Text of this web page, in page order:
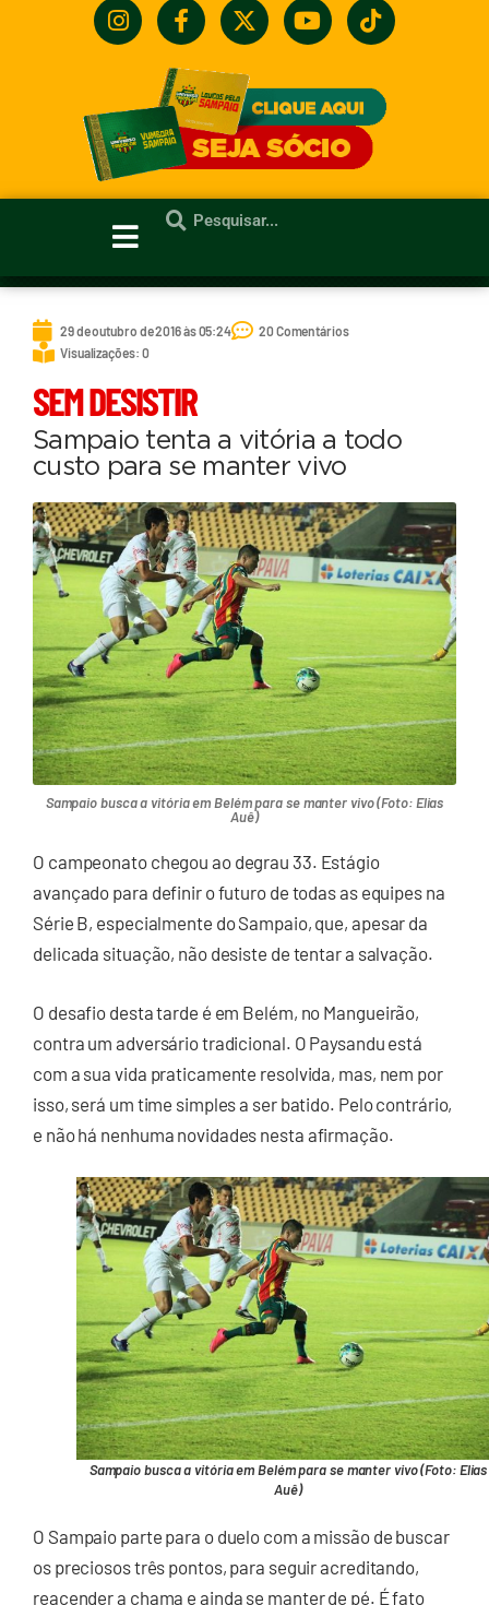
29 de outubro de 2016 às 05:24
20 Comentários
Visualizações: 0
SEM DESISTIR
Sampaio tenta a vitória a todo
custo para se manter vivo
Sampaio busca a vitória em Belém para se manter vivo (Foto: Elias
Auê)
O campeonato chegou ao degrau 33. Estágio
avançado para definir o futuro de todas as equipes na
Série B, especialmente do Sampaio, que, apesar da
delicada situação, não desiste de tentar a salvação.
O desafio desta tarde é em Belém, no Mangueirão,
contra um adversário tradicional. O Paysandu está
com a sua vida praticamente resolvida, mas, nem por
isso, será um time simples a ser batido. Pelo contrário,
e não há nenhuma novidades nesta afirmação.
Sampaio busca a vitória em Belém para se manter vivo (Foto: Elias
Auê)
O Sampaio parte para o duelo com a missão de buscar
os preciosos três pontos, para seguir acreditando,
reacender a chama e ainda se manter de pé. É fato